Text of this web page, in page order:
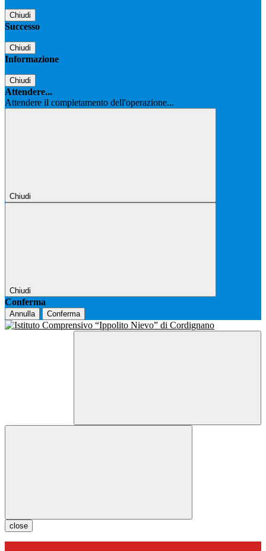
Chiudi
Successo
Chiudi
Informazione
Chiudi
Attendere...
Attendere il completamento dell'operazione...
Chiudi
Chiudi
Conferma
Annulla Conferma
close